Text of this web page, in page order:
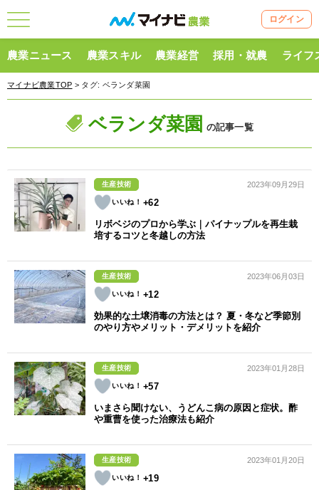
ログイン
農業ニュース 農業スキル 農業経営 採用・就農 ライフ
マイナビ農業TOP > タグ: ベランダ菜園
ベランダ菜園 の記事一覧
生産技術
+62
2023年09月29日
リボベジのプロから学ぶ｜パイナップルを再生栽
培するコツと冬越しの方法
生産技術
+12
2023年06月03日
効果的な土壌消毒の方法とは？ 夏・冬など季節別
のやり方やメリット・デメリットを紹介
生産技術
+57
2023年01月28日
いまさら聞けない、うどんこ病の原因と症状。酢
や重曹を使った治療法も紹介
生産技術
+19
2023年01月20日